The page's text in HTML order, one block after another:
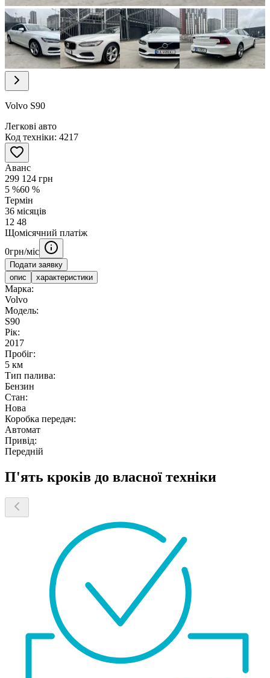
Item
1
of
7
Item
7
Volvo S90
Легкові авто
Код техніки: 4217
Аванс
299 124 грн
5 %60 %
Термін
36 місяців
12 48
Щомісячний платіж
0грн/міс
Подати заявку
опис
характеристики
Марка:
Volvo
Модель:
S90
Рік:
2017
Пробіг:
5 км
Тип палива:
Бензин
Стан:
Нова
Коробка передач:
Автомат
Привід:
Передній
П'ять кроків до власної техніки